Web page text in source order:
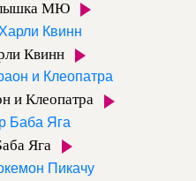
МЮ
Квинн
и Клеопатра
Яга